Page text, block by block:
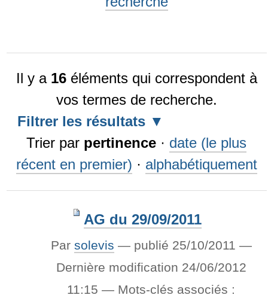
Il y a 16éléments qui correspondent à
vos termes de recherche.
Filtrer les résultats
Trier par pertinence · date (le plus
récent en premier) · alphabétiquement
AG du 29/09/2011
Par solevis — publié 25/10/2011 —
Dernière modification 24/06/2012
11:15— Mots-clés associés :